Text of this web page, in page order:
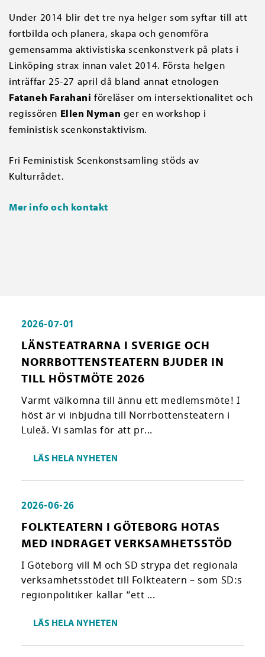
Under 2014 blir det tre nya helger som syftar till att
fortbilda och planera, skapa och genomföra
gemensamma aktivistiska scenkonstverk på plats i
Linköping strax innan valet 2014. Första helgen
inträffar 25-27 april då bland annat etnologen
Fataneh Farahani föreläser om intersektionalitet och
regissören Ellen Nyman ger en workshop i
feministisk scenkonstaktivism.
Fri Feministisk Scenkonstsamling stöds av
Kulturrådet.
Mer info och kontakt
2026-07-01
LÄNSTEATRARNA I SVERIGE OCH
NORRBOTTENSTEATERN BJUDER IN
TILL HÖSTMÖTE 2026
Varmt välkomna till ännu ett medlemsmöte! I
höst är vi inbjudna till Norrbottensteatern i
Luleå. Vi samlas för att pr...
LÄS HELA NYHETEN
2026-06-26
FOLKTEATERN I GÖTEBORG HOTAS
MED INDRAGET VERKSAMHETSSTÖD
I Göteborg vill M och SD strypa det regionala
verksamhetsstödet till Folkteatern – som SD:s
regionpolitiker kallar ”ett ...
LÄS HELA NYHETEN